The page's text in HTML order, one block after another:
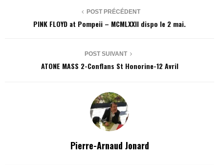
POST PRÉCÉDENT
PINK FLOYD at Pompeii – MCMLXXII dispo le 2 mai.
POST SUIVANT
ATONE MASS 2-Conflans St Honorine-12 Avril
Pierre-Arnaud Jonard